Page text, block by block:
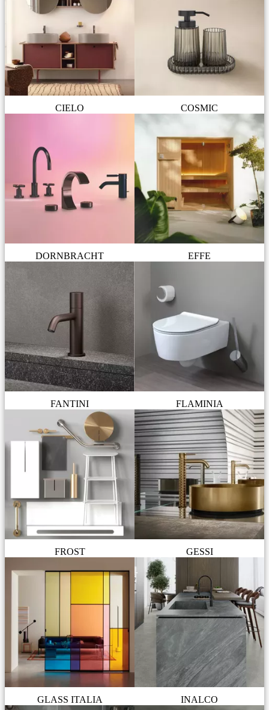
CIELO COSMIC
DORNBRACHT EFFE
FANTINI FLAMINIA
FROST GESSI
GLASS ITALIA INALCO